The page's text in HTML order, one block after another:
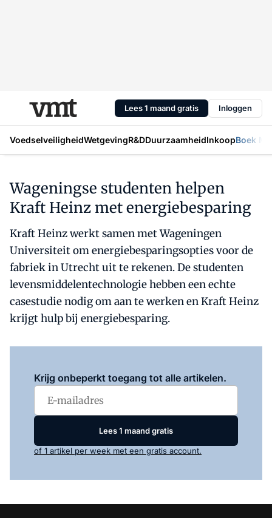
Lees 1 maand gratis Inloggen
VoedselveiligheidWetgevingR&DDuurzaamheidInkoopBoek
Wageningse studenten helpen
Kraft Heinz met energiebesparing
Kraft Heinz werkt samen met Wageningen
Universiteit om energiebesparingsopties voor de
fabriek in Utrecht uit te rekenen. De studenten
levensmiddelentechnologie hebben een echte
casestudie nodig om aan te werken en Kraft Heinz
krijgt hulp bij energiebesparing.
Krijg onbeperkt toegang tot alle artikelen.
Lees 1 maand gratis
of 1 artikel per week met een gratis account.